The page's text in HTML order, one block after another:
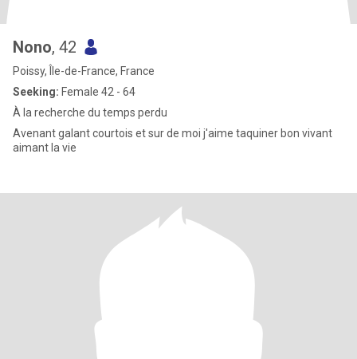
Nono, 42
Poissy, Île-de-France, France
Seeking: Female 42 - 64
À la recherche du temps perdu
Avenant galant courtois et sur de moi j'aime taquiner bon vivant
aimant la vie